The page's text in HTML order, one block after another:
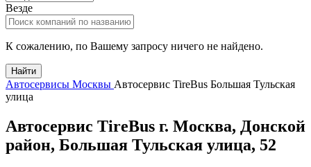
Везде
К сожалению, по Вашему запросу ничего не найдено.
Найти
Автосервисы Москвы Автосервис TireBus Большая Тульская
улица
Автосервис TireBus г. Москва, Донской
район, Большая Тульская улица, 52